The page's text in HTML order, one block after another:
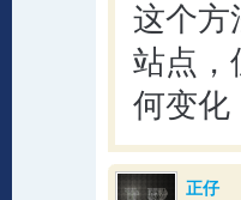
这个方
站点，
何变化
正仔